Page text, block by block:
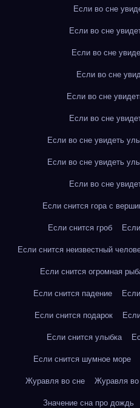
Если во сне
Если во сне
Если во сне
Если во сне
Если во сне
Если во сне
Если во сне увидеть
Если во сне увидеть
Если во сне
Если снится гора с
Если снится гроб
Если снится неизвестный
Если снится огромная
Если снится падение
Если снится подарок
Если снится улыбка
Если снится шумное море
Журавля во сне Журавля во
Значение сна про дождь